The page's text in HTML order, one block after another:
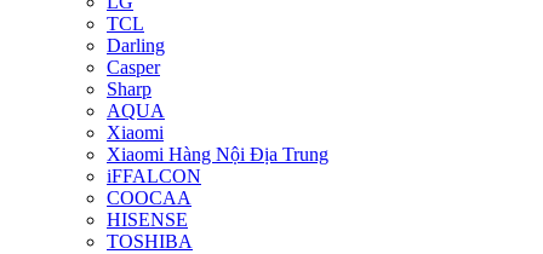
TCL
Darling
Casper
Sharp
AQUA
Xiaomi
Xiaomi Hàng Nội Địa Trung
iFFALCON
COOCAA
HISENSE
TOSHIBA